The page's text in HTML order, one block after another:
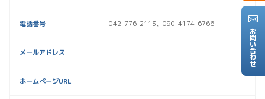
お問い合わせ
電話番号 042-776-2113、090-4174-6766
メールアドレス
ホームページURL